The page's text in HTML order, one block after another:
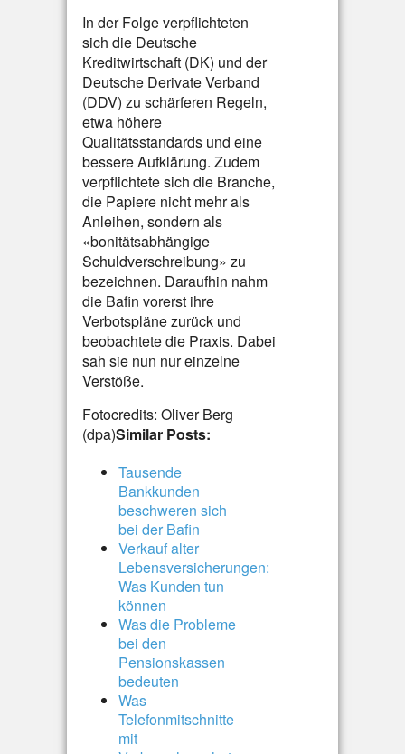
In der Folge verpflichteten
sich die Deutsche
Kreditwirtschaft (DK) und der
Deutsche Derivate Verband
(DDV) zu schärferen Regeln,
etwa höhere
Qualitätsstandards und eine
bessere Aufklärung. Zudem
verpflichtete sich die Branche,
die Papiere nicht mehr als
Anleihen, sondern als
«bonitätsabhängige
Schuldverschreibung» zu
bezeichnen. Daraufhin nahm
die Bafin vorerst ihre
Verbotspläne zurück und
beobachtete die Praxis. Dabei
sah sie nun nur einzelne
Verstöße.
Fotocredits: Oliver Berg
(dpa)Similar Posts:
Tausende
Bankkunden
beschweren sich
bei der Bafin
Verkauf alter
Lebensversicherungen:
Was Kunden tun
können
Was die Probleme
bei den
Pensionskassen
bedeuten
Was
Telefonmitschnitte
mit